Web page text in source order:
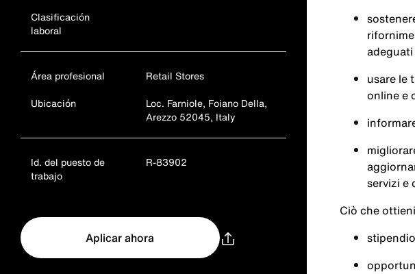
Clasificación
laboral
Área profesional
Retail Stores
Ubicación
Loc. Farniole, Foiano Della,
Arezzo 52045, Italy
Id. del puesto de
trabajo
R-83902
Aplicar ahora
usare le
online e
servizi e
Ciò che